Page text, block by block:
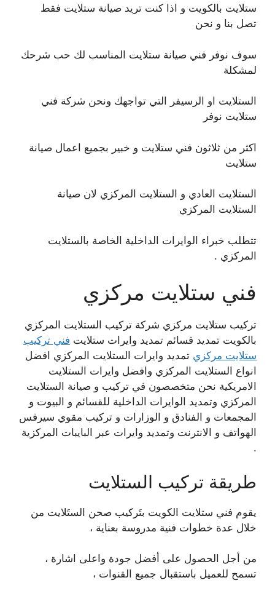
ستلايت بالكويت و اذا كنت تريد صيانة ستلايت فقط
تصل بنا و نحن
سوف نوفر فني صيانة ستلايت المناسب لك حب شرحك
لمشكلة
الستلايت او الرسيفر التي تواجهك ونحن شركة فني
ستلايت نوفر
اكثر من ثلاثون فني ستلايت و خبير بجميع اعمال صيانة
ستلايت
الستلايت العادي و الستلايت المركزي لان صيانة
الستلايت المركزي
تتطلب خبراء الوايرات الداخلية الخاصة بالستلايت
المركزي .
فني ستلايت مركزي
تركيب ستلايت مركزي شركة تركيب الستلايت المركزي
بالكويت تمديد قسائم تمديد وايرات ستلايت فني تركيب
ستلايت مركزي تمديد وايرات الستلايت المركزي افضل
انواع الستلايت المركزي وافضل وايرات الستلايت
الامريكية نحن متخصصون في تركيب و صيانة الستلايت
المركزي وتمديد الوايرات الداخلية للقسائم و البيوت و
المجمعات و الفنادق و الوزارات و تركيب مقوي سيرفس
الهواتف و الانترنت وتمديد وايرات عبر البايبات المركزية
.
طريقة تركيب الستلايت
يقوم فني ستلايت الكويت بتَركيب صحن الستَلايت من
خلال عدة خطوات فنية مدروسة بعناية ،
من أجل الحصول على أفضل جودة واعلى اشارة ،
تسمح للعميل باستقبال جميع القنوات ،